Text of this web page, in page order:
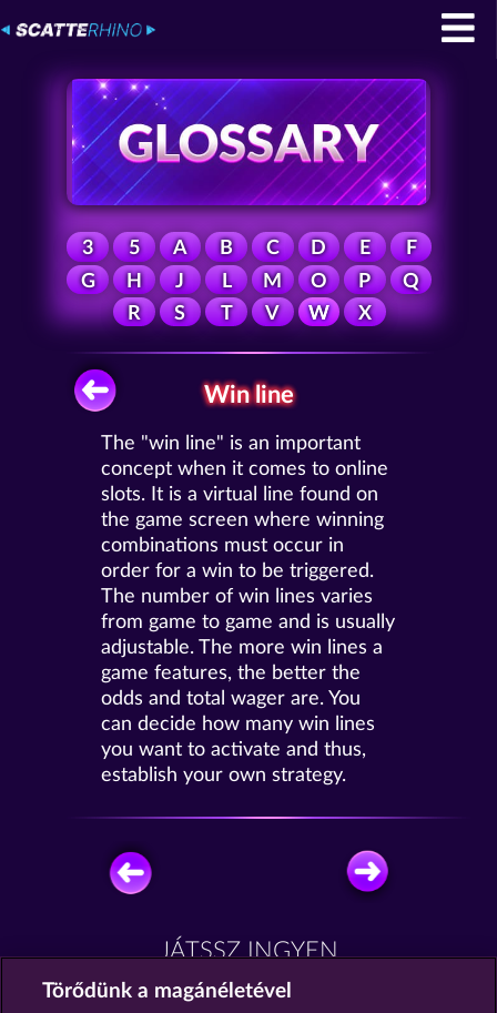
3 5 A B C D E
F
G
H J L M O P
Q
R
S T V W X
Win line
The "win line" is an important
concept when it comes to online
slots. It is a virtual line found on
the game screen where winning
combinations must occur in
order for a win to be triggered.
The number of win lines varies
from game to game and is usually
adjustable. The more win lines a
game features, the better the
odds and total wager are. You
can decide how many win lines
you want to activate and thus,
establish your own strategy.
JÁTSSZ INGYEN
Törődünk a magánéletével